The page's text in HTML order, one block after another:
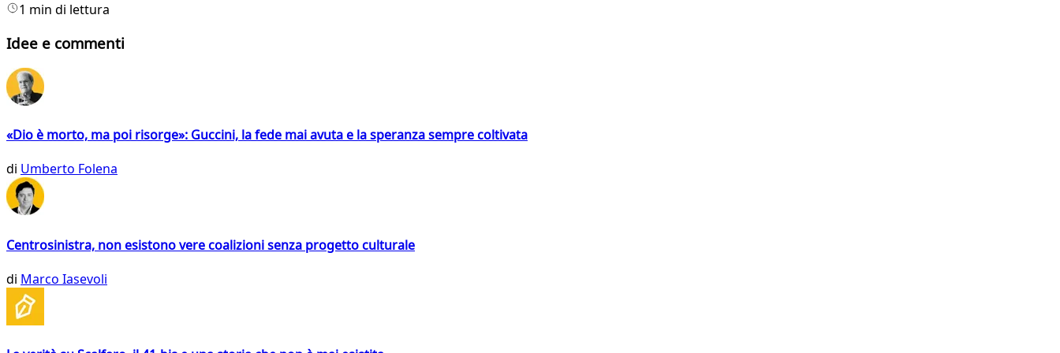
1 min di lettura
Idee e commenti
«Dio è morto, ma poi risorge»: Guccini, la fede mai avuta e la speranza sempre coltivata
di Umberto Folena
Centrosinistra, non esistono vere coalizioni senza progetto culturale
di Marco Iasevoli